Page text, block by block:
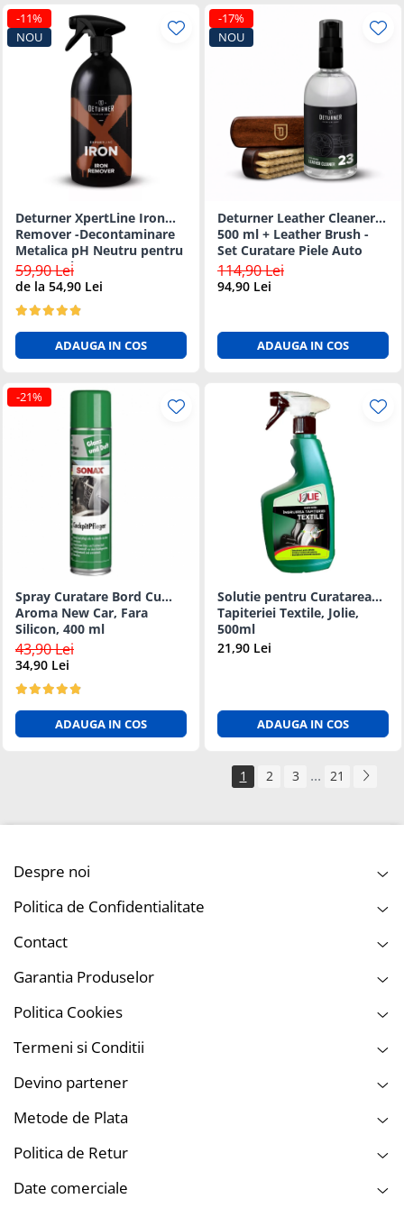
-11%
NOU
Deturner XpertLine Iron
Remover -Decontaminare
Metalica pH Neutru pentru
Vopsea si Jante - 1L
59,90 Lei
de la 54,90 Lei
ADAUGA IN COS
-17%
NOU
Deturner Leather Cleaner
500 ml + Leather Brush -
Set Curatare Piele Auto
114,90 Lei
94,90 Lei
ADAUGA IN COS
-21%
Spray Curatare Bord Cu
Aroma New Car, Fara
Silicon, 400 ml
43,90 Lei
34,90 Lei
ADAUGA IN COS
Solutie pentru Curatarea
Tapiteriei Textile, Jolie,
500ml
21,90 Lei
ADAUGA IN COS
1 2 3 ... 21
Despre noi
Politica de Confidentialitate
Contact
Garantia Produselor
Politica Cookies
Termeni si Conditii
Devino partener
Metode de Plata
Politica de Retur
Date comerciale